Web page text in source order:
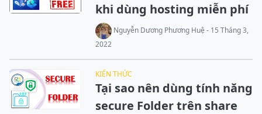
khi dùng hosting miễn phí
Nguyễn Dương Phương Huệ - 15 Tháng 3,
2022
KIẾN THỨC
Tại sao nên dùng tính năng
secure Folder trên share